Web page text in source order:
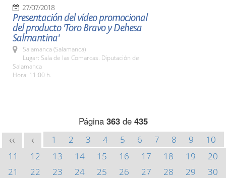
27/07/2018
Presentación del vídeo promocional
del producto 'Toro Bravo y Dehesa
Salmantina'
Salamanca (Salamanca)
Lugar: Sala de las Comarcas. Diputación de
Salamanca
Hora: 11:00 h.
Página 363de 435
<< < 1 2 3 4 5 6 7 8 9
10
11
12 13 14 15 16 17 18 19
20
21
22 23 24 25 26 27 28 29
30